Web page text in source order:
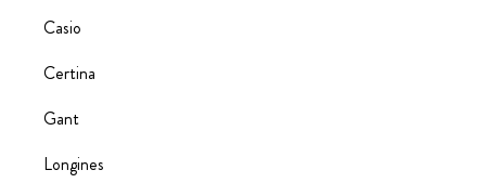
Casio
Certina
Gant
Longines